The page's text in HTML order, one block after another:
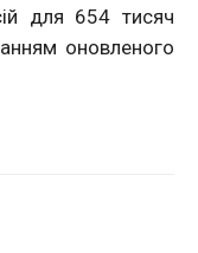
для 654 тисяч
оновленого